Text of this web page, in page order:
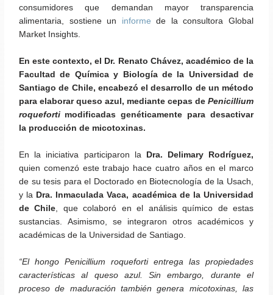
consumidores que demandan mayor transparencia
alimentaria, sostiene un informede la consultora Global
Market Insights.
En este contexto, el Dr. Renato Chávez, académico de la
Facultad de Química y Biología de la Universidad de
Santiago de Chile, encabezó el desarrollo de un método
para elaborar queso azul, mediante cepas dePenicillium
roqueforti modificadas genéticamente para desactivar
la producción de micotoxinas.
En la iniciativa participaron la
Dra. Delimary Rodríguez,
quien comenzó este trabajo hace cuatro años en el marco
de su tesis para el Doctorado en Biotecnología de la Usach,
y la Dra. Inmaculada Vaca, académica de la Universidad
de Chile, que colaboró en el análisis químico de estas
sustancias. Asimismo, se integraron otros académicos y
académicas de la Universidad de Santiago.
“El hongo Penicillium roqueforti entrega las propiedades
características al queso azul. Sin embargo, durante el
proceso de maduración también genera micotoxinas, las